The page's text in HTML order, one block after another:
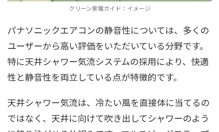
クリーン家電ガイド：イメージ
パナソニックエアコンの静音性については、多くの
ユーザーから高い評価をいただいている分野です。
特に天井シャワー気流システムの採用により、快適
性と静音性を両立している点が特徴的です。
天井シャワー気流は、冷たい風を直接体に当てるの
ではなく、天井に向けて吹き出してシャワーのよう